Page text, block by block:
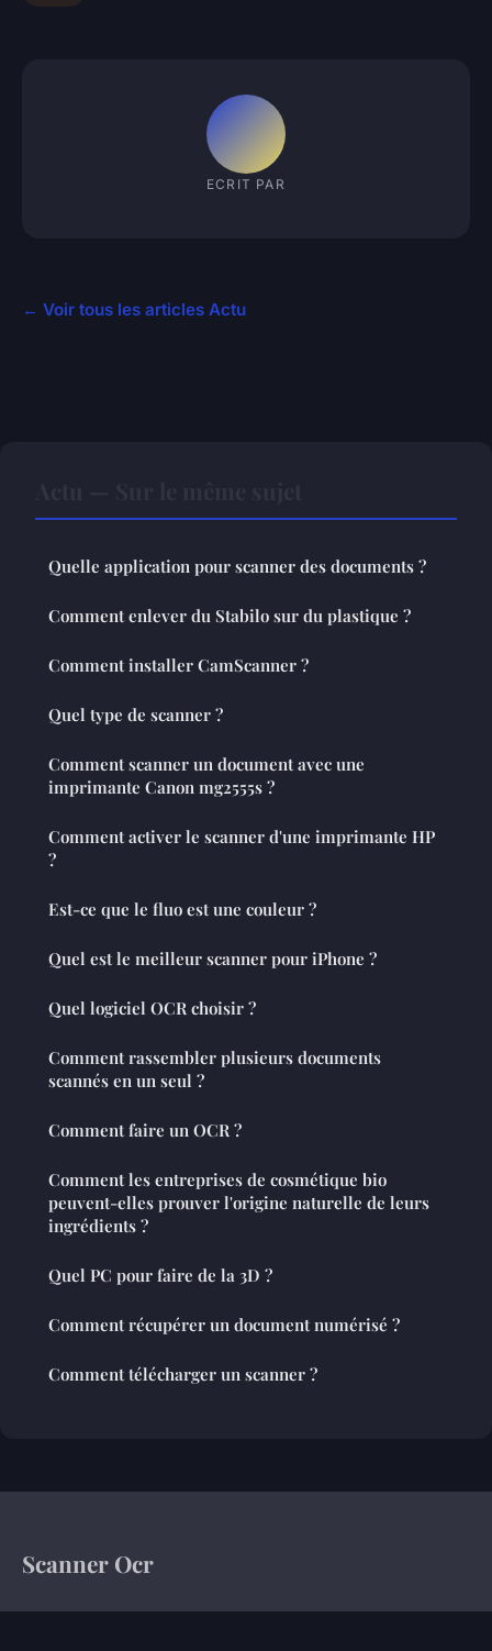
ECRIT PAR
← Voir tous les articles Actu
Quelle application pour scanner des documents ?
Comment enlever du Stabilo sur du plastique ?
Comment installer CamScanner ?
Quel type de scanner ?
Comment scanner un document avec une
imprimante Canon mg2555s ?
Comment activer le scanner d'une imprimante HP
?
Est-ce que le fluo est une couleur ?
Quel est le meilleur scanner pour iPhone ?
Quel logiciel OCR choisir ?
Comment rassembler plusieurs documents
scannés en un seul ?
Comment faire un OCR ?
Comment les entreprises de cosmétique bio
peuvent-elles prouver l'origine naturelle de leurs
ingrédients ?
Quel PC pour faire de la 3D ?
Comment récupérer un document numérisé ?
Comment télécharger un scanner ?
Scanner Ocr